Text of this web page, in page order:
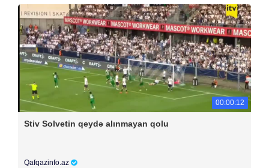
00:00:12
Stiv Solvetin qeydə alınmayan qolu
Qafqazinfo.az